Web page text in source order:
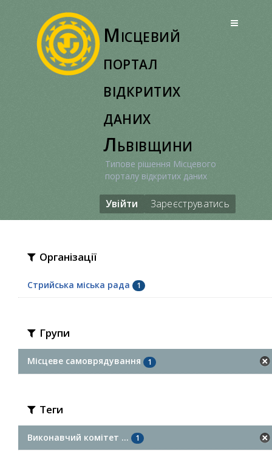
Місцевий
портал
відкритих
даних
Львівщини
Типове рішення Місцевого
порталу відкритих даних
Увійти Зареєструватись
Організації
Стрийська міська рада 1
Групи
Місцеве самоврядування 1
Теги
Виконавчий комітет ... 1